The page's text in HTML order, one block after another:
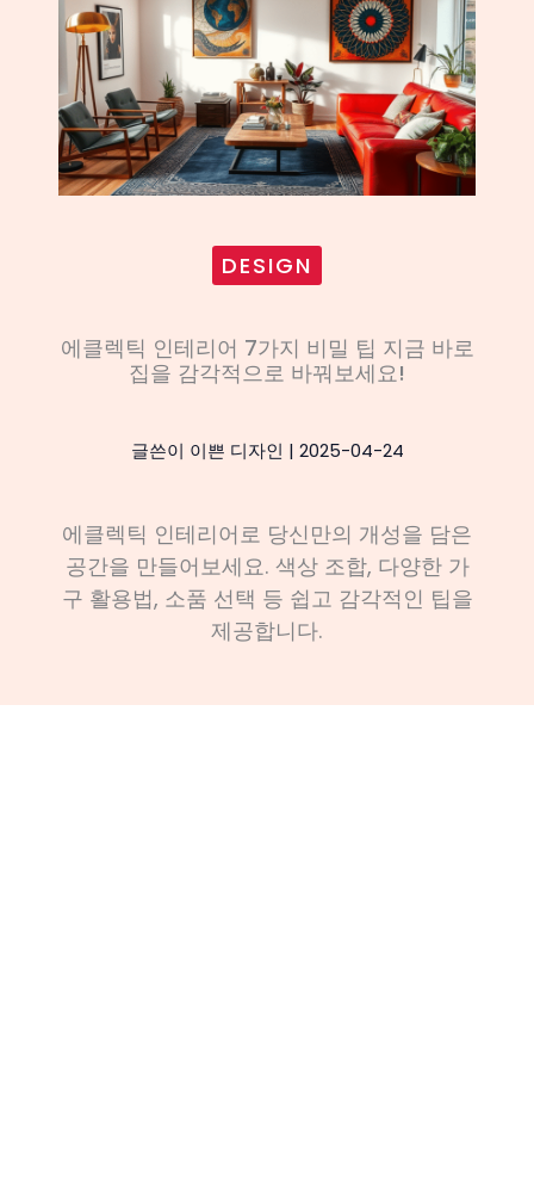
DESIGN
에클렉틱 인테리어 7가지 비밀 팁 지금 바로
집을 감각적으로 바꿔보세요!
글쓴이 이쁜 디자인 | 2025-04-24
에클렉틱 인테리어로 당신만의 개성을 담은
공간을 만들어보세요. 색상 조합, 다양한 가
구 활용법, 소품 선택 등 쉽고 감각적인 팁을
제공합니다.